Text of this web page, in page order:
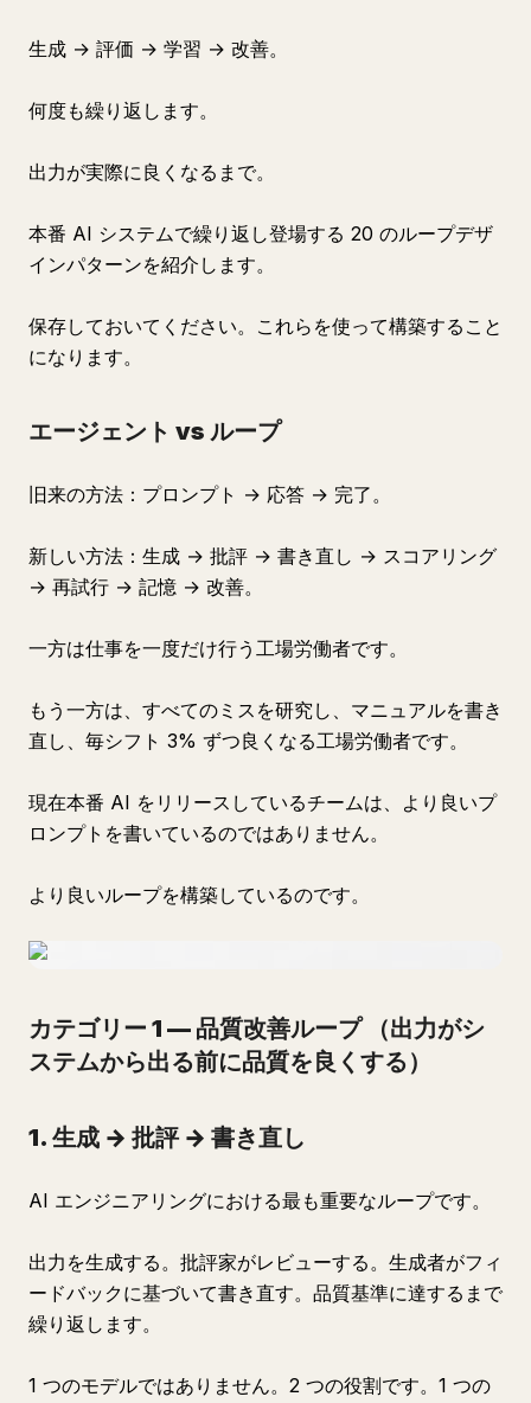
生成 → 評価 → 学習 → 改善。
何度も繰り返します。
出力が実際に良くなるまで。
本番 AI システムで繰り返し登場する 20 のループデザ
インパターンを紹介します。
保存しておいてください。これらを使って構築すること
になります。
エージェント vs ループ
旧来の方法：プロンプト → 応答 → 完了。
新しい方法：生成 → 批評 → 書き直し → スコアリング
→ 再試行 → 記憶 → 改善。
一方は仕事を一度だけ行う工場労働者です。
もう一方は、すべてのミスを研究し、マニュアルを書き
直し、毎シフト 3% ずつ良くなる工場労働者です。
現在本番 AI をリリースしているチームは、より良いプ
ロンプトを書いているのではありません。
より良いループを構築しているのです。
カテゴリー 1 — 品質改善ループ
（出力がシ
ステムから出る前に品質を良くする）
1. 生成 → 批評 → 書き直し
AI エンジニアリングにおける最も重要なループです。
出力を生成する。批評家がレビューする。生成者がフィ
ードバックに基づいて書き直す。品質基準に達するまで
繰り返します。
1 つのモデルではありません。2 つの役割です。1 つの